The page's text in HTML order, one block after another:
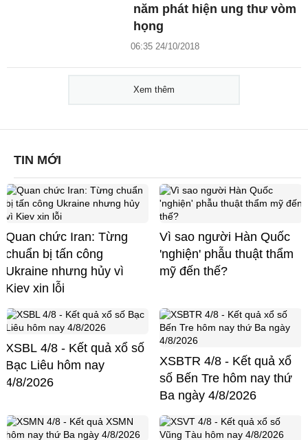
năm phát hiện ung thư vòm
họng
06:35 24/10/2018
Xem thêm
TIN MỚI
Quan chức Iran: Từng
chuẩn bị tấn công
Ukraine nhưng hủy vì
Kiev xin lỗi
Vì sao người Hàn Quốc
'nghiện' phẫu thuật thẩm
mỹ đến thế?
XSBL 4/8 - Kết quả xổ số
Bạc Liêu hôm nay
4/8/2026
XSBTR 4/8 - Kết quả xổ
số Bến Tre hôm nay thứ
Ba ngày 4/8/2026